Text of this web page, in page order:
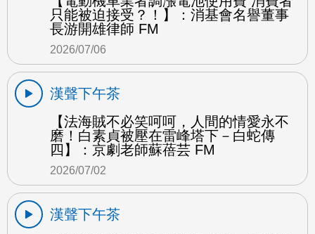
只能被迫接受？！】：消基會名譽董事
長游開雄律師 FM
2026/07/06
漢聲下午茶
【法海賊不必笑呵呵，人間的情愛永不
磨！白素貞被壓在雷峰塔下－白蛇傳
四】：京劇老師蘇蓓芸 FM
2026/07/02
漢聲下午茶